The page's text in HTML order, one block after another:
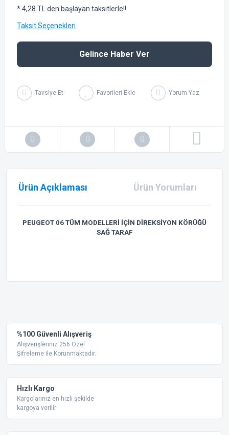
* 4,28 TL den başlayan taksitlerle!!
Taksit Seçenekleri
Gelince Haber Ver
Tavsiye Et Yorum Yaz
Ürün Açıklaması Ürün Yorumları
PEUGEOT 06 TÜM MODELLERİ İÇİN DİREKSİYON KÖRÜĞÜ
SAĞ TARAF
Ürün resmi kalitesiz, bozuk veya görüntülenemiyor.
Ürün açıklamasında eksik bilgiler bulunuyor.
Bu ürüne benzer farklı alternatifler olmalı.
%100 Güvenli Alışveriş
Alışverişleriniz 256 Özel
Şifreleme ile Korunmaktadır.
Hızlı Kargo
Kargolarınız en hızlı şekilde
kargoya verilir